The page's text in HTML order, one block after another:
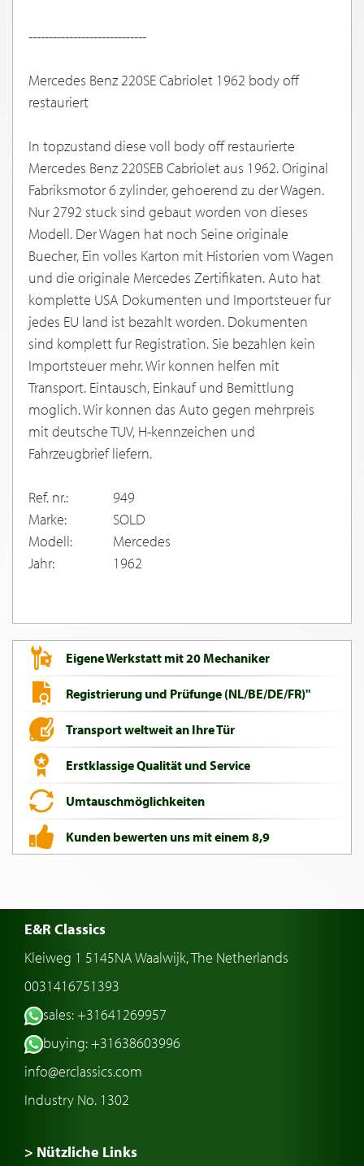
-----------------------------
Mercedes Benz 220SE Cabriolet 1962 body off
restauriert
In topzustand diese voll body off restaurierte
Mercedes Benz 220SEB Cabriolet aus 1962. Original
Fabriksmotor 6 zylinder, gehoerend zu der Wagen.
Nur 2792 stuck sind gebaut worden von dieses
Modell. Der Wagen hat noch Seine originale
Buecher, Ein volles Karton mit Historien vom Wagen
und die originale Mercedes Zertifikaten. Auto hat
komplette USA Dokumenten und Importsteuer fur
jedes EU land ist bezahlt worden. Dokumenten
sind komplett fur Registration. Sie bezahlen kein
Importsteuer mehr. Wir konnen helfen mit
Transport. Eintausch, Einkauf und Bemittlung
moglich. Wir konnen das Auto gegen mehrpreis
mit deutsche TUV, H-kennzeichen und
Fahrzeugbrief liefern.
Ref. nr.:
949
Marke:
SOLD
Modell:
Mercedes
Jahr:
1962
Eigene Werkstatt mit 20 Mechaniker
Registrierung und Prüfunge (NL/BE/DE/FR)"
Transport weltweit an Ihre Tür
Erstklassige Qualität und Service
Umtauschmöglichkeiten
Kunden bewerten uns mit einem 8,9
E&R Classics
Kleiweg 1 5145NA Waalwijk, The Netherlands
0031416751393
sales: +31641269957
buying: +31638603996
info@erclassics.com
Industry No. 1302
> Nützliche Links